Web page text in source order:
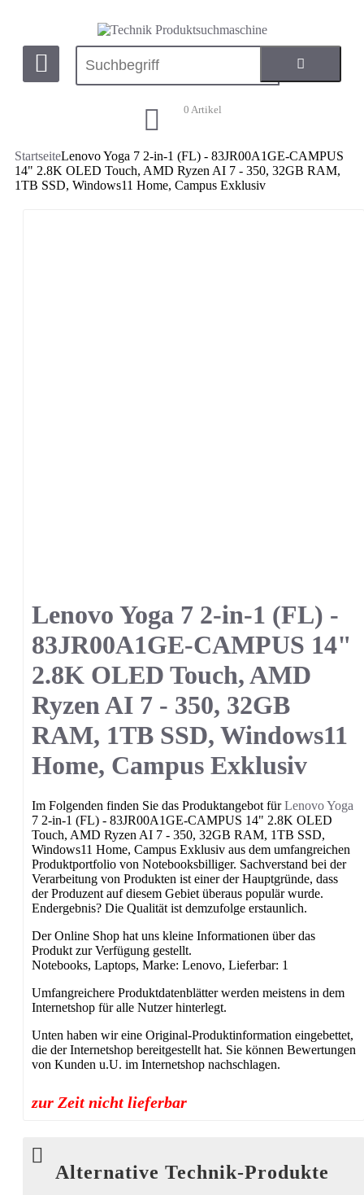
0 Artikel
StartseiteLenovo Yoga 7 2-in-1 (FL) - 83JR00A1GE-CAMPUS
14" 2.8K OLED Touch, AMD Ryzen AI 7 - 350, 32GB RAM,
1TB SSD, Windows11 Home, Campus Exklusiv
Lenovo Yoga 7 2-in-1 (FL) -
83JR00A1GE-CAMPUS 14"
2.8K OLED Touch, AMD
Ryzen AI 7 - 350, 32GB
RAM, 1TB SSD, Windows11
Home, Campus Exklusiv
Im Folgenden finden Sie das Produktangebot fürLenovoYoga
7 2-in-1 (FL) - 83JR00A1GE-CAMPUS 14" 2.8K OLED
Touch, AMD Ryzen AI 7 - 350, 32GB RAM, 1TB SSD,
Windows11 Home, Campus Exklusiv aus dem umfangreichen
Produktportfolio von Notebooksbilliger. Sachverstand bei der
Verarbeitung von Produkten ist einer der Hauptgründe, dass
der Produzent auf diesem Gebiet überaus populär wurde.
Endergebnis? Die Qualität ist demzufolge erstaunlich.
Der Online Shop hat uns kleine Informationen über das
Produkt zur Verfügung gestellt.
Notebooks, Laptops, Marke: Lenovo, Lieferbar: 1
Umfangreichere Produktdatenblätter werden meistens in dem
Internetshop für alle Nutzer hinterlegt.
Unten haben wir eine Original-Produktinformation eingebettet,
die der Internetshop bereitgestellt hat. Sie können Bewertungen
von Kunden u.U. im Internetshop nachschlagen.
zur Zeit nicht lieferbar
Alternative Technik-Produkte